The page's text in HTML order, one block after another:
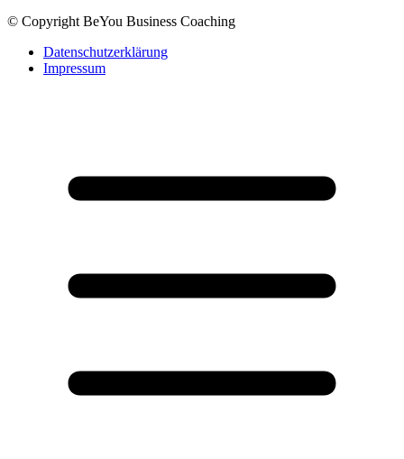
© Copyright BeYou Business Coaching
Datenschutzerklärung
Impressum